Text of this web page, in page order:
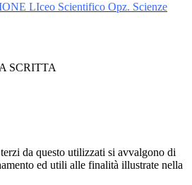
LIceo Scientifico Opz. Scienze
SCRITTA
da questo utilizzati si avvalgono di
ed utili alle finalità illustrate nella